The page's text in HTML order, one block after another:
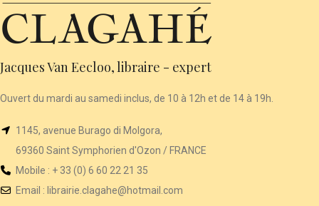
Jacques Van Eecloo, libraire - expert
Ouvert du mardi au samedi inclus, de 10 à 12h et de 14 à 19h.
1145, avenue Burago di Molgora,
69360 Saint Symphorien d'Ozon / FRANCE
Mobile : + 33 (0) 6 60 22 21 35
Email : librairie .clagahe@hotmail.com